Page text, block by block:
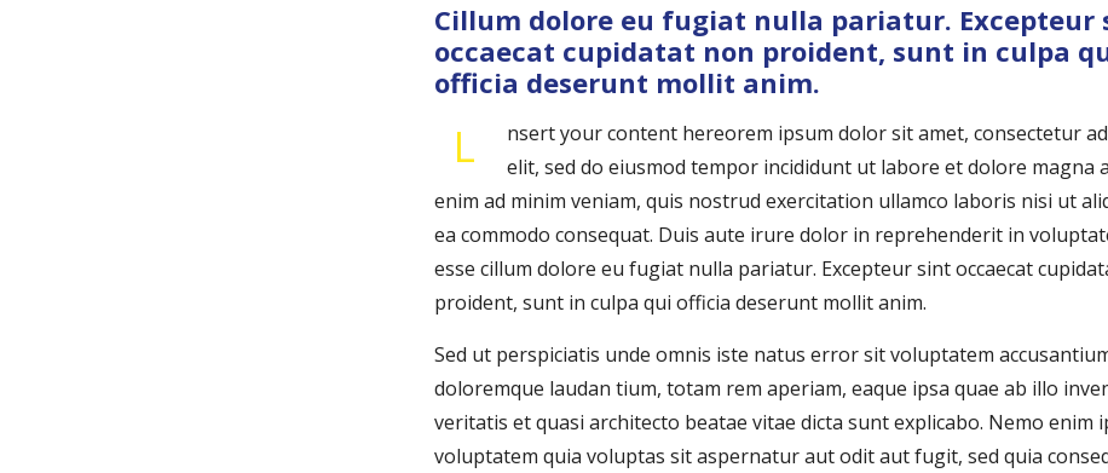
Cillum dolore eu fugiat nulla pariatur. Excepteur
occaecat cupidatat non proident, sunt in culpa
officia deserunt mollit anim.
L
nsert your content hereorem ipsum dolor sit amet, consectetur
elit, sed do eiusmod tempor incididunt ut labore et dolore magna
enim ad minim veniam, quis nostrud exercitation ullamco laboris nisi ut
ea commodo consequat. Duis aute irure dolor in reprehenderit in
esse cillum dolore eu fugiat nulla pariatur. Excepteur sint occaecat
proident, sunt in culpa qui officia deserunt mollit anim.
Sed ut perspiciatis unde omnis iste natus error sit voluptatem
doloremque laudan tium, totam rem aperiam, eaque ipsa quae ab illo
veritatis et quasi architecto beatae vitae dicta sunt explicabo. Nemo enim
voluptatem quia voluptas sit aspernatur aut odit aut fugit, sed quia